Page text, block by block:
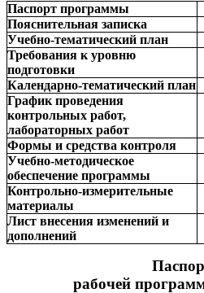
Паспорт программы
Пояснительная записка
Учебно-тематический план
Требования к уровню
подготовки
Календарно-тематический план
График проведения
контрольных работ,
лабораторных работ
Формы и средства контроля
Учебно-методическое
обеспечение программы
Контрольно-измерительные
материалы
Лист внесения изменений и
дополнений
рабочей